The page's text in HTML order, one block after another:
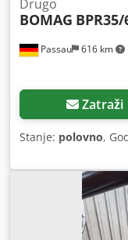
Passau 616 km
Drugo
BOMAG BPR35/
Zatraži
Stanje: polovno,